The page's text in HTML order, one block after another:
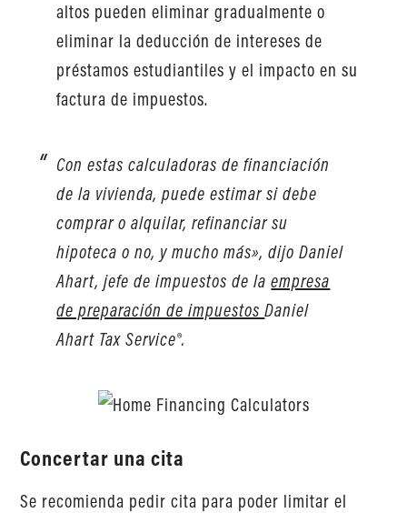
altos pueden eliminar gradualmente o
eliminar la deducción de intereses de
préstamos estudiantiles y el impacto en su
factura de impuestos.
Con estas calculadoras de financiación
de la vivienda, puede estimar si debe
comprar o alquilar, refinanciar su
hipoteca o no, y mucho más», dijo Daniel
Ahart, jefe de impuestos de laempresa
de preparación de impuestosDaniel
Ahart Tax Service®.
Concertar una cita
Se recomienda pedir cita para poder limitar el